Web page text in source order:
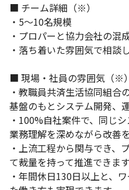
■ チーム詳細（※）
・5〜10名規模
・プロパーと協力会社の混
・落ち着いた雰囲気で相談
■ 現場・社員の雰囲気（※）
・教職員共済生活協同組合
基盤のもとシステム開発、
・100%自社案件で、同じ
業務理解を深めながら改善
・上流工程から関与でき、
て裁量を持って推進できます
・年間休日130日以上と、